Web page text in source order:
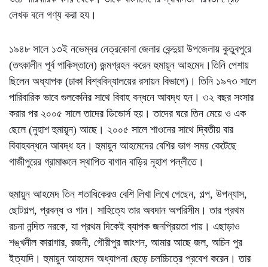
লেখক বলে গণ্য করা হয।
১৯৪৮ সালে ১৩ই নভেম্বর নেত্রকোনা জেলার কেন্দুয়া উপজেলায় কুতুবপুরে
(তৎকালীন পূর্ব পাকিস্তানে) জন্মগ্রহন করেন হুমায়ূন আহমেদ।তিনি পেশায়
ছিলেন অধ্যাপক (ঢাকা বিশ্ববিদ্যালয়ের রসায়ন বিভাগে)। তিনি ১৯৭৩ সালে
পারিবারিক ভাবে গুলকেনির সাথে বিবাহ বন্ধনে আবদ্ধ হন। ৩২ বছর সংসার
করার পর ২০০৫ সালে তাদের ডিভোর্স হয়। তাদের ঘরে তিন মেয়ে ও এক
ছেলে (নুহাশ হুমায়ূন) আছে। ২০০৫ সালে শাওনের সাথে দ্বিতীয় বার
বিবাহবন্ধনে আবদ্ধ হন। হুমায়ুন আহমেদের বেশির ভাগ সময় কেটেছে
গাজীপুরের গ্রামাঞ্চলে স্থাপিত বাগান বাড়ির নূহাশ পল্লীতে।
হুমায়ুন আহমেদ তিন শতাধিকেরও বেশি লিখা লিখে গেছেন, গল্প, উপন্যাস,
ছোটগল্প, প্রবন্ধ ও গান। সাহিত্যে তার অবদান অপরিসীম। তার প্রথম
রচনা নন্দিত নরকে, যা প্রথম দিকেই ব্যাপক জনপ্রিয়তা পায়। এছাড়াও
শঙ্খনীল কারাগার, রজনী, গৌরীপুর জাংশন, আমার আছে জল, অচিন পুর
ইত্যাদি। হুমায়ুন আহমেদ অধ্যাপনা ছেড়ে চলচ্চিত্রে প্রবেশ করেন। তার